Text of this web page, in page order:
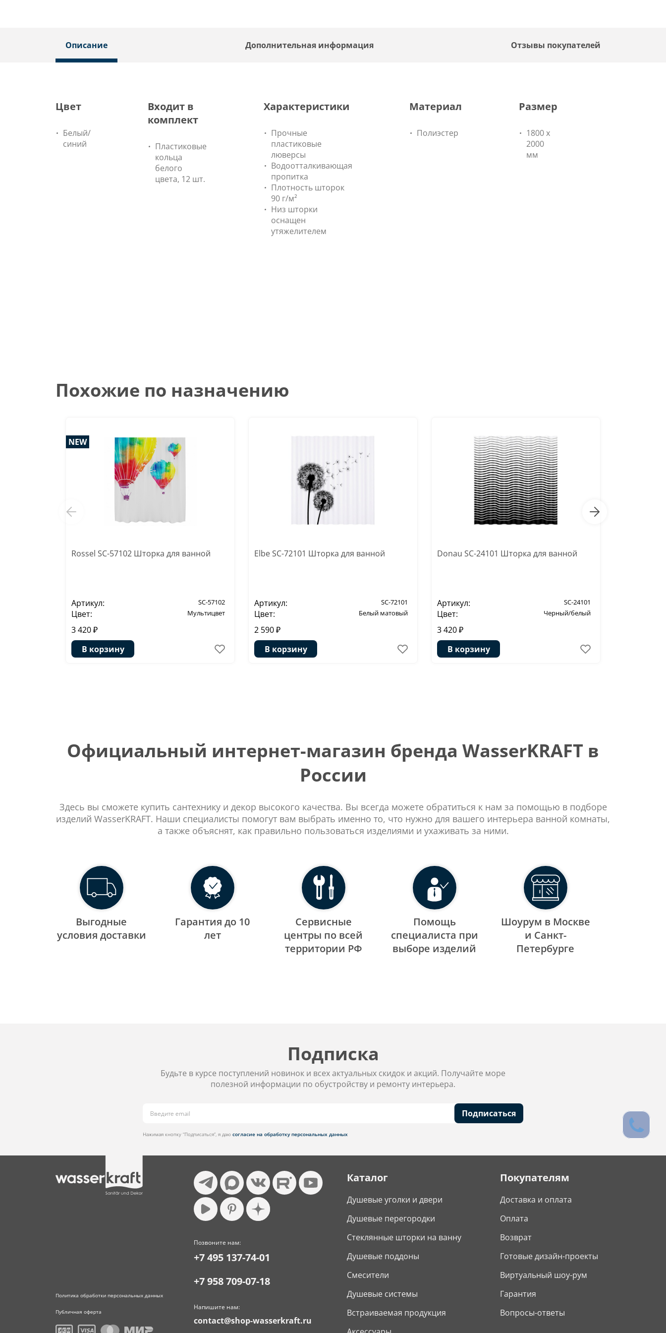
Описание Дополнительная информация Отзывы покупателей
Цвет
Белый/
синий
Входит в
комплект
Пластиковые
кольца
белого
цвета, 12 шт.
Характеристики
Прочные
пластиковые
люверсы
Водоотталкивающая
пропитка
Плотность шторок
90 г/м²
Низ шторки
оснащен
утяжелителем
Материал
Полиэстер
Размер
1800 х
2000
мм
Похожие по назначению
NEW
Rossel SC-57102 Шторка для ванной
Артикул: SC-57102
Цвет: Мультицвет
3 420 ₽
В корзину
Elbe SC-72101 Шторка для ванной
Артикул: SC-72101
Цвет: Белый матовый
2 590 ₽
В корзину
Donau SC-24101 Шторка для ванной
Артикул: SC-24101
Цвет: Черный/белый
3 420 ₽
В корзину
Официальный интернет-магазин бренда WasserKRAFT в
России
Здесь вы сможете купить сантехнику и декор высокого качества. Вы всегда можете обратиться к нам за помощью в подборе
изделий WasserKRAFT. Наши специалисты помогут вам выбрать именно то, что нужно для вашего интерьера ванной комнаты,
а также объяснят, как правильно пользоваться изделиями и ухаживать за ними.
Выгодные
уcловия доставки
Гарантия до 10
лет
Сервисные
центры по всей
территории РФ
Помощь
специалиста при
выборе изделий
Шоурум в Москве
и Санкт-
Петербурге
Подписка
Будьте в курсе поступлений новинок и всех актуальных скидок и акций. Получайте море
полезной информации по обустройству и ремонту интерьера.
Подписаться
Нажимая кнопку “Подписаться”, я даю согласие на обработку персональных данных
Политика обработки персональных данных
Публичная оферта
Позвоните нам:
+7 495 137-74-01
+7 958 709-07-18
Напишите нам:
contact@shop-wasserkraft.ru
Каталог
Душевые уголки и двери
Душевые перегородки
Стеклянные шторки на ванну
Душевые поддоны
Смесители
Душевые системы
Встраиваемая продукция
Покупателям
Доставка и оплата
Оплата
Возврат
Готовые дизайн-проекты
Виртуальный шоу-рум
Гарантия
Вопросы-ответы